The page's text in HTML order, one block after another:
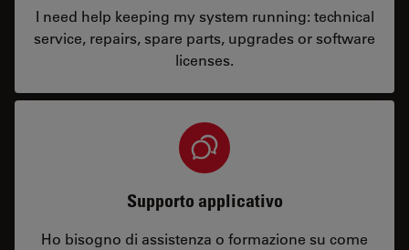
I need help keeping my system running: technical
service, repairs, spare parts, upgrades or software
licenses.
Supporto applicativo
Ho bisogno di assistenza o formazione su come